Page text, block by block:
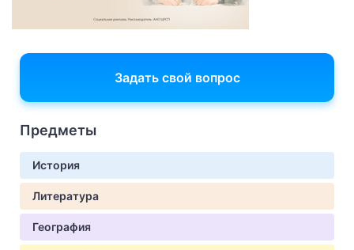
Задать свой вопрос
Предметы
История
Литература
География